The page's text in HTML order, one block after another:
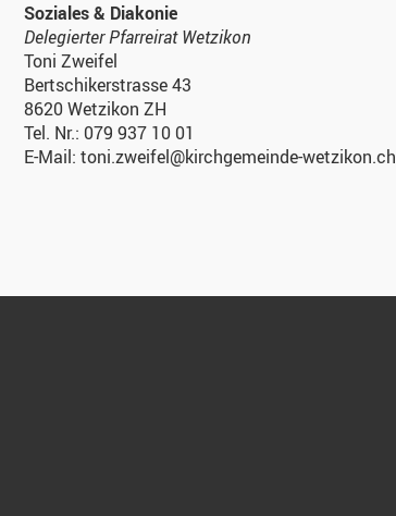
Soziales & Diakonie
Delegierter Pfarreirat Wetzikon
Toni Zweifel
Bertschikerstrasse 43
8620 Wetzikon ZH
Tel. Nr.: 079 937 10 01
E-Mail: toni.zweifel@kirchgemeinde-wetzikon.ch